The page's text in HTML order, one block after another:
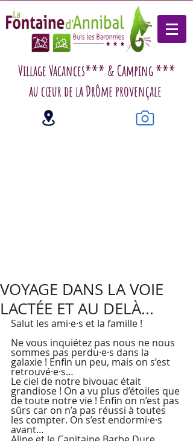
Village Vacances*** & Camping ***
au cœur de la Drôme provençale
VOYAGE DANS LA VOIE
LACTÉE ET AU DELÀ...
Salut les ami·e·s et la famille !
Ne vous inquiétez pas nous ne nous
sommes pas perdu·e·s dans la
galaxie ! Enfin un peu, mais on s’est
retrouvé·e·s…
Le ciel de notre bivouac était
grandiose ! On a vu plus d’étoiles que
de toute notre vie ! Enfin on n’est pas
sûrs car on n’a pas réussi à toutes
les compter. On s’est endormi·e·s
avant…